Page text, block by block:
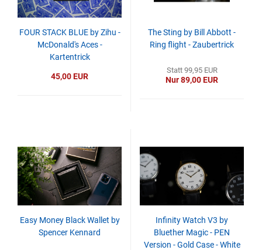
FOUR STACK BLUE by Zihu -
McDonald's Aces -
Kartentrick
45,00 EUR
The Sting by Bill Abbott -
Ring flight - Zaubertrick
Statt 99,95 EUR
Nur 89,00 EUR
Easy Money Black Wallet by
Spencer Kennard
Infinity Watch V3 by
Bluether Magic - PEN
Version - Gold Case - White